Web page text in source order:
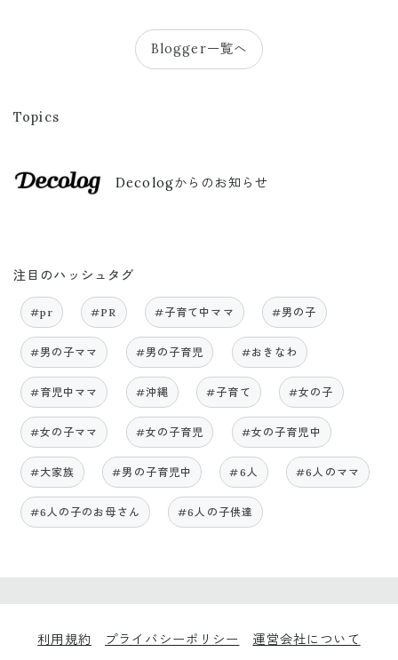
Blogger一覧へ
Topics
Decologからのお知らせ
注目のハッシュタグ
#pr #PR #子育て中ママ #男の子
#男の子ママ #男の子育児 #おきなわ
#育児中ママ #沖縄 #子育て #女の子
#女の子ママ #女の子育児 #女の子育児中
#大家族 #男の子育児中 #6人 #6人のママ
#6人の子のお母さん #6人の子供達
利用規約 プライバシーポリシー 運営会社について